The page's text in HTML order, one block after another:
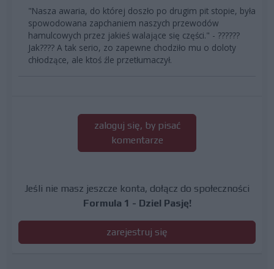
"Nasza awaria, do której doszło po drugim pit stopie, była
spowodowana zapchaniem naszych przewodów
hamulcowych przez jakieś walające się części." - ??????
Jak???? A tak serio, zo zapewne chodziło mu o doloty
chłodzące, ale ktoś źle przetłumaczył.
zaloguj się, by pisać
komentarze
Jeśli nie masz jeszcze konta, dołącz do społeczności
Formula 1 - Dziel Pasję!
zarejestruj się